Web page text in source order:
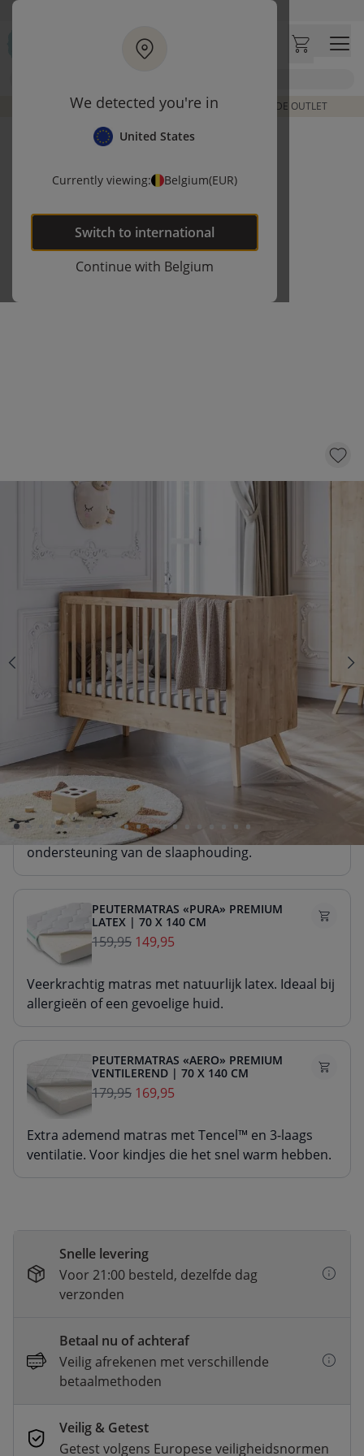
We detected you're in
United States
Currently viewing: Belgium(EUR)
Switch to international
Continue with Belgium
Ga naar hoofdinhoud
Klantbeoordelingen
DE LAATSTE ITEMS UIT VORIGE COLLECTIES | SHOP DE OUTLET
DOORGROEI LEDIKANT 140X70 |
«VINTAGE»
499,
KLIK EN BESTEL
Kies een verschoontafel met 20% korting Nee
Kies een matras met 10 € korting
PEUTERMATRAS «NOVA» PREMIUM
SCHUIM | 70 X 140 CM
99,95 89,95
Stevig matras van duurzaam schuim. Voor goede
ondersteuning van de slaaphouding.
PEUTERMATRAS «PURA» PREMIUM
LATEX | 70 X 140 CM
159,95 149,95
Veerkrachtig matras met natuurlijk latex. Ideaal bij
allergieën of een gevoelige huid.
PEUTERMATRAS «AERO» PREMIUM
VENTILEREND | 70 X 140 CM
179,95 169,95
Extra ademend matras met Tencel™ en 3-laags
ventilatie. Voor kindjes die het snel warm hebben.
Snelle levering
Voor 21:00 besteld, dezelfde dag
verzonden
Betaal nu of achteraf
Veilig afrekenen met verschillende
betaalmethoden
Veilig & Getest
Getest volgens Europese veiligheidsnormen